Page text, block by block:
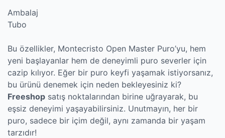
Ambalaj
Tubo
Bu özellikler, Montecristo Open Master Puro’yu, hem
yeni başlayanlar hem de deneyimli puro severler için
cazip kılıyor. Eğer bir puro keyfi yaşamak istiyorsanız,
bu ürünü denemek için neden bekleyesiniz ki?
Freeshop satış noktalarından birine uğrayarak, bu
eşsiz deneyimi yaşayabilirsiniz. Unutmayın, her bir
puro, sadece bir içim değil, aynı zamanda bir yaşam
tarzıdır!